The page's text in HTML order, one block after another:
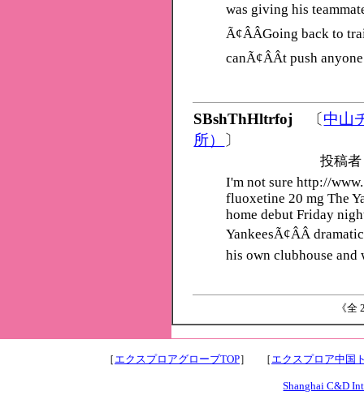
was giving his
Ã¢ÂÂGoing back to
canÃ¢ÂÂt push
SBshThHltrfoj 〔中山
所） 〕
投稿
I'm not sure http://
fluoxetine 20 mg The
home debut Friday
YankeesÃ¢ÂÂ
his own clubhouse and
《
［ エクスプロアグローブTOP］ ［ エクスプロア中国
Shanghai C&D